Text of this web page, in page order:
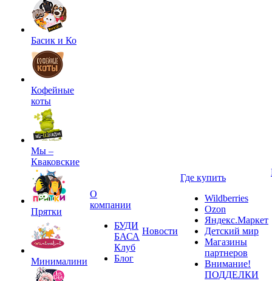
Басик и Ко
Кофейные
коты
Мы –
Кваковские
Прятки
Минималини
О
компании
БУДИ
БАСА
Клуб
Блог
Новости
Где купить
Wildberries
Ozon
Яндекс.Маркет
Детский мир
Магазины
партнеров
Внимание!
ПОДДЕЛКИ